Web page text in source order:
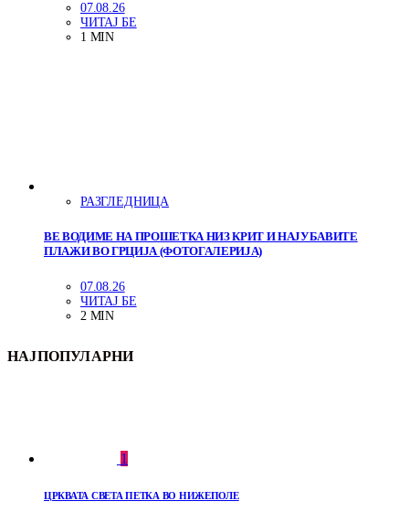
07.08.26
ЧИТАЈ БЕ
1 MIN
РАЗГЛЕДНИЦА
ВЕ ВОДИМЕ НА ПРОШЕТКА НИЗ КРИТ И НАЈУБАВИТЕ
ПЛАЖИ ВО ГРЦИЈА (ФОТОГАЛЕРИЈА)
07.08.26
ЧИТАЈ БЕ
2 MIN
НАЈПОПУЛАРНИ
1
ЦРКВАТА СВЕТА ПЕТКА ВО НИЖЕПОЛЕ